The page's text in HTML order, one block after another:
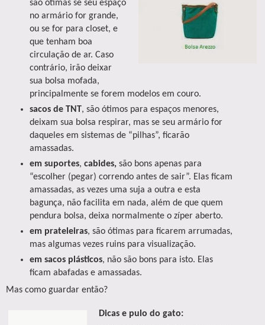
são ótimas se seu espaço
no armário for grande,
ou se for para closet, e
que tenham boa
circulação de ar. Caso
contrário, irão deixar
sua bolsa mofada,
principalmente se forem modelos em couro.
sacos de TNT, são ótimos para espaços menores,
deixam sua bolsa respirar, mas se seu armário for
daqueles em sistemas de “pilhas”, ficarão
amassadas.
em suportes, cabides, são bons apenas para
“escolher (pegar) correndo antes de sair”. Elas ficam
amassadas, as vezes uma suja a outra e esta
bagunça, não facilita em nada, além de que quem
pendura bolsa, deixa normalmente o zíper aberto.
em prateleiras, são ótimas para ficarem arrumadas,
mas algumas vezes ruins para visualização.
em sacos plásticos, não são bons para isto. Elas
ficam abafadas e amassadas.
Mas como guardar então?
Dicas e pulo do gato: